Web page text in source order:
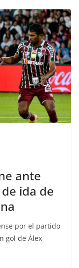
ante
ida de
por el partido
gol de Álex